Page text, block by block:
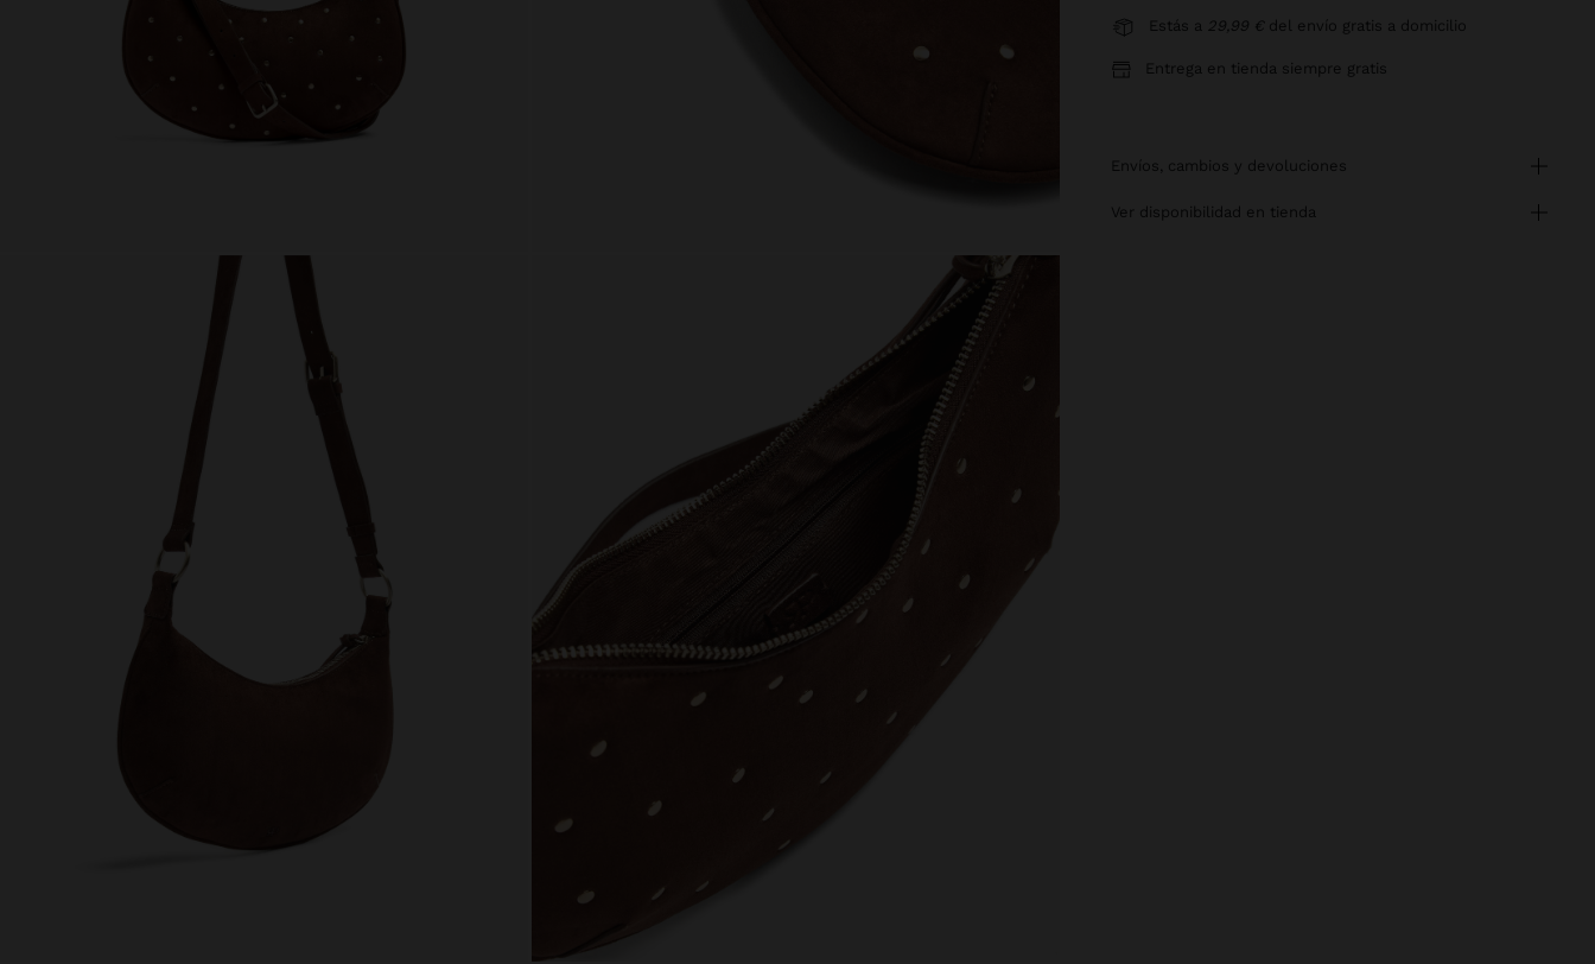
Estás a 29,99 € del envío gratis a domicilio
Entrega en tienda siempre gratis
envíos, cambios y devoluciones
ver disponibilidad en tienda